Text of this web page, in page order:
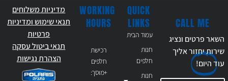
QUICK
LINKS
עמוד הבית
חנות
חלפים
חנות
WORKING
HOURS
רכישת
חלפים
+מוסך:
CALL ME
השאר פרטים ונציג
שירות יחזור אליך
עודהיום!
מדיניות משלוחים
תנאי שימוש ומדיניות
פרטיות
תנאי ביטול עסקה
הצהרת נגישות